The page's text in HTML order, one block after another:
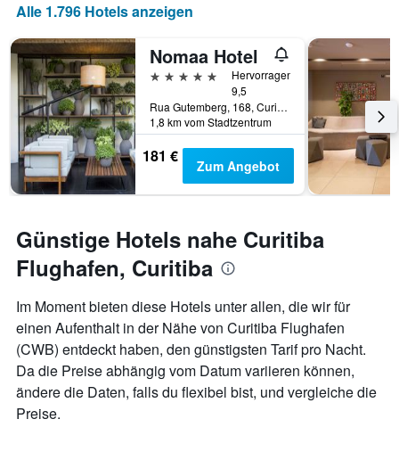
der
Tage
vor
dem
Aufenthalt
anzeigt
Das
Diagramm
hat
1
Y-
den
durchschnittlichen
Zimmerpreis
Alle 1.796 Hotels anzeigen
Nomaa Hotel
5 Sterne
Hervorragend
9,5
Rua Gutemberg, 168, Curitiba, Brasilien
1,8 km vom Stadtzentrum
181 € Zum Angebot
Günstige Hotels nahe Curitiba
Flughafen, Curitiba
Im Moment bieten diese Hotels unter allen, die wir für
einen Aufenthalt in der Nähe von Curitiba Flughafen
(CWB) entdeckt haben, den günstigsten Tarif pro Nacht.
Da die Preise abhängig vom Datum variieren können,
ändere die Daten, falls du flexibel bist, und vergleiche die
Preise.